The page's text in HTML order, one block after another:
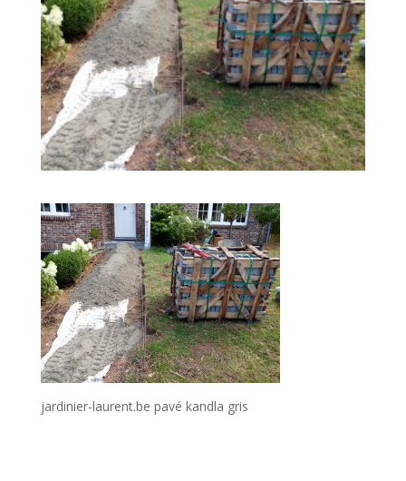
jardinier-laurent.be pavé kandla gris